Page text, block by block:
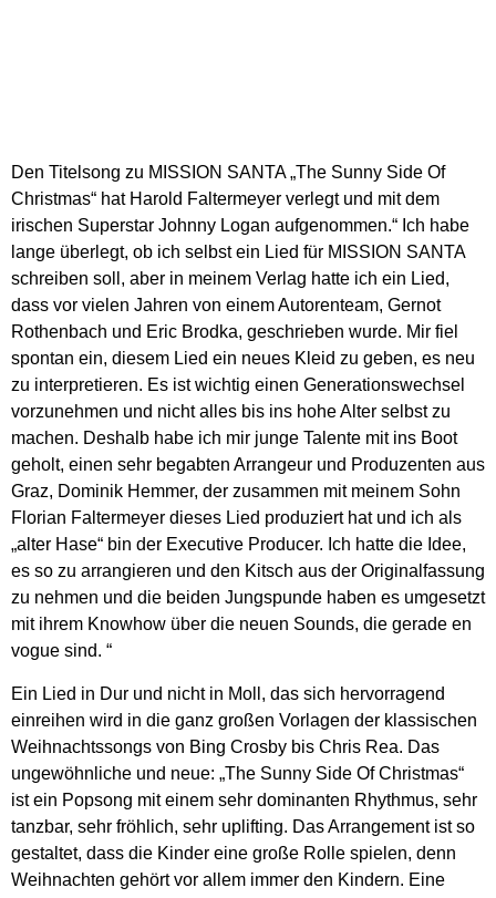
Den Titelsong zu MISSION SANTA „The Sunny Side Of
Christmas“ hat Harold Faltermeyer verlegt und mit dem
irischen Superstar Johnny Logan aufgenommen.“ Ich habe
lange überlegt, ob ich selbst ein Lied für MISSION SANTA
schreiben soll, aber in meinem Verlag hatte ich ein Lied,
dass vor vielen Jahren von einem Autorenteam, Gernot
Rothenbach und Eric Brodka, geschrieben wurde. Mir fiel
spontan ein, diesem Lied ein neues Kleid zu geben, es neu
zu interpretieren. Es ist wichtig einen Generationswechsel
vorzunehmen und nicht alles bis ins hohe Alter selbst zu
machen. Deshalb habe ich mir junge Talente mit ins Boot
geholt, einen sehr begabten Arrangeur und Produzenten aus
Graz, Dominik Hemmer, der zusammen mit meinem Sohn
Florian Faltermeyer dieses Lied produziert hat und ich als
„alter Hase“ bin der Executive Producer. Ich hatte die Idee,
es so zu arrangieren und den Kitsch aus der Originalfassung
zu nehmen und die beiden Jungspunde haben es umgesetzt
mit ihrem Knowhow über die neuen Sounds, die gerade en
vogue sind. “
Ein Lied in Dur und nicht in Moll, das sich hervorragend
einreihen wird in die ganz großen Vorlagen der klassischen
Weihnachtssongs von Bing Crosby bis Chris Rea. Das
ungewöhnliche und neue: „The Sunny Side Of Christmas“
ist ein Popsong mit einem sehr dominanten Rhythmus, sehr
tanzbar, sehr fröhlich, sehr uplifting. Das Arrangement ist so
gestaltet, dass die Kinder eine große Rolle spielen, denn
Weihnachten gehört vor allem immer den Kindern. Eine